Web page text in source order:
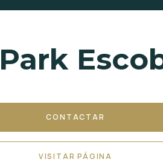
CONTACTAR
VISITAR PÁGINA